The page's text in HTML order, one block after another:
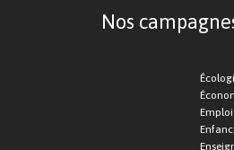
Nos
Emploi